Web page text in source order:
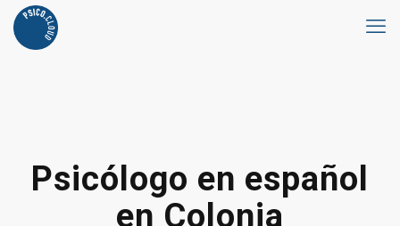
Psicólogo en español
en Colonia